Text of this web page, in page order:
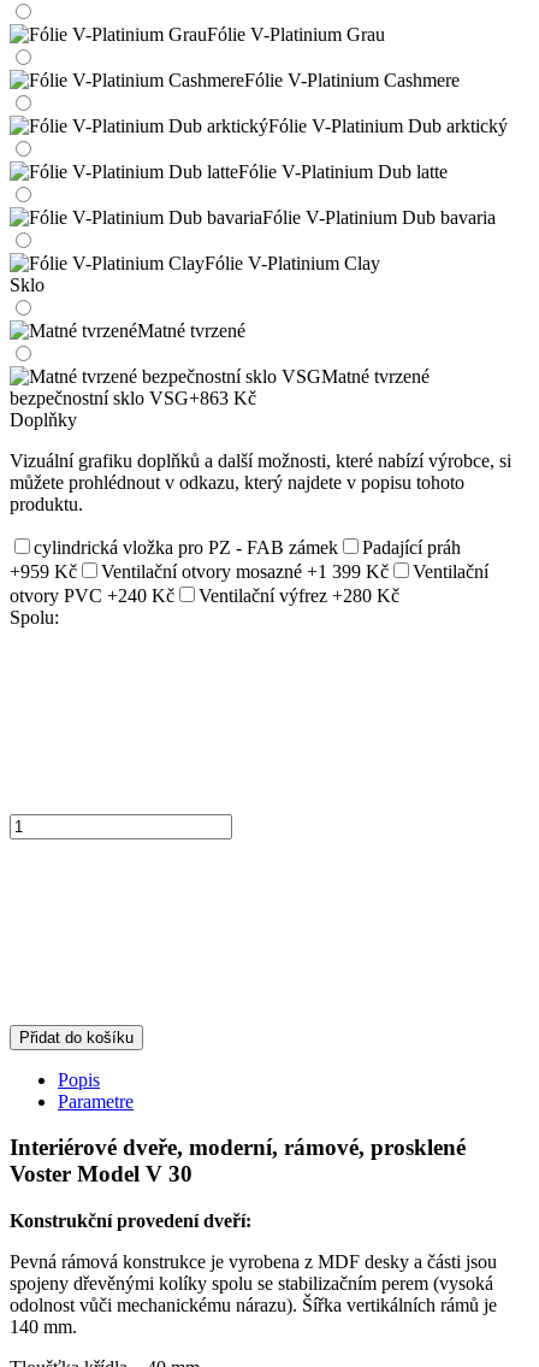
Fólie V-Platinium Grau
Fólie V-Platinium Cashmere
Fólie V-Platinium Dub arktický
Fólie V-Platinium Dub latte
Fólie V-Platinium Dub bavaria
Fólie V-Platinium Clay
Sklo
Matné tvrzené
Matné tvrzené
bezpečnostní sklo VSG+863 Kč
Doplňky
Vizuální grafiku doplňků a další možnosti, které nabízí výrobce, si
můžete prohlédnout v odkazu, který najdete v popisu tohoto
produktu.
cylindrická vložka pro PZ - FAB zámek
Padající práh
+959 Kč
Ventilační otvory mosazné +1 399 Kč
Ventilační
otvory PVC +240 Kč Ventilační výfrez +280 Kč
Spolu:
Přidat do košíku
Popis
Parametre
Interiérové dveře, moderní, rámové, prosklené
Voster Model V 30
Konstrukční provedení dveří:
Pevná rámová konstrukce je vyrobena z MDF desky a části jsou
spojeny dřevěnými kolíky spolu se stabilizačním perem (vysoká
odolnost vůči mechanickému nárazu). Šířka vertikálních rámů je
140 mm.